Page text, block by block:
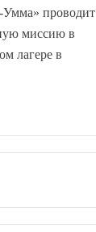
проводит
миссию в
лагере в